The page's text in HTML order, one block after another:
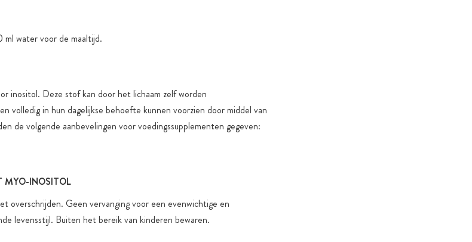
ml water voor de maaltijd.
inositol. Deze stof kan door het lichaam zelf worden
volledig in hun dagelijkse behoefte kunnen voorzien door middel van
de volgende aanbevelingen voor voedingssupplementen gegeven:
MYO-INOSITOL
overschrijden. Geen vervanging voor een evenwichtige en
levensstijl. Buiten het bereik van kinderen bewaren.